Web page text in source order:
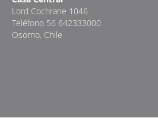
Lord Cochrane 1046
Teléfono 56 642333000
Osorno, Chile